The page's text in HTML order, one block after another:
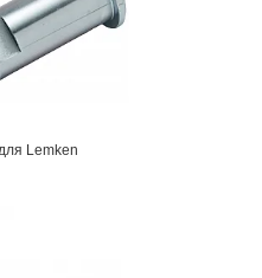
для Lemken